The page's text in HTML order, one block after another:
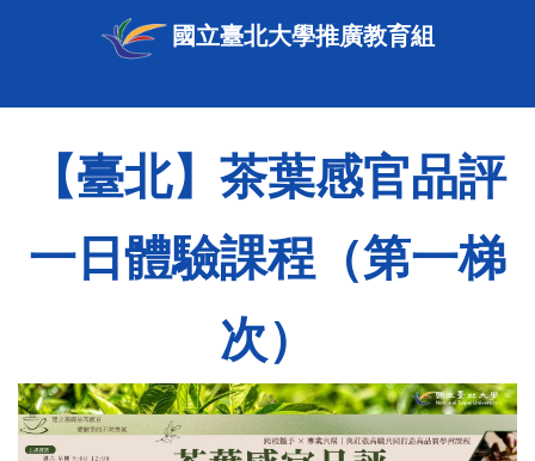
國立臺北大學推廣教育組
【臺北】茶葉感官品評
一日體驗課程（第一梯
次）